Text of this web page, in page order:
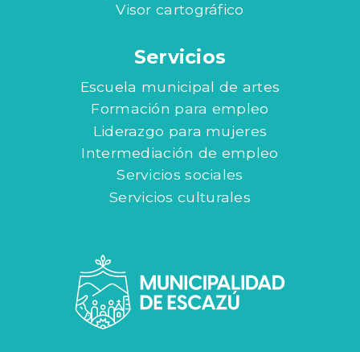
Visor cartográfico
Servicios
Escuela municipal de artes
Formación para empleo
Liderazgo para mujeres
Intermediación de empleo
Servicios sociales
Servicios culturales